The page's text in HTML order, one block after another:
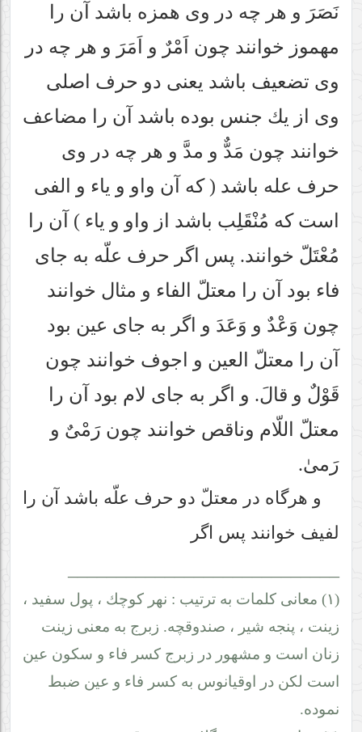
نَصَرَ و هر چه در وى همزه باشد آن را
مهموز خوانند چون اَمْرٌ و اَمَرَ و هر چه در
وى تضعيف باشد يعنى دو حرف اصلى
وى از يك جنس بوده باشد آن را مضاعف
خوانند چون مَدٌّ و مدَّ و هر چه در وى
حرف عله باشد ( كه آن واو و ياء و الفى
است كه مُنْقَلِب باشد از واو و ياء ) آن را
مُعْتَلّ خوانند. پس اگر حرف علّه به جاى
فاء بود آن را معتلّ الفاء و مثال خوانند
چون وَعْدٌ و وَعَدَ و اگر به جاى عين بود
آن را معتلّ العين و اجوف خوانند چون
قَوْلٌ و قالَ. و اگر به جاى لام بود آن را
معتلّ اللّام وناقص خوانند چون رَمْىٌ و
رَمىٰ.
و هرگاه در معتلّ دو حرف علّه باشد آن را
لفيف خوانند پس اگر
(١) معانى كلمات به ترتيب : نهر كوچك ، پول سفيد ،
زينت ، پنجه شير ، صندوقچه. زبرج به معنى زينت
زنان است و مشهور در زبرج كسر فاء و سكون عين
است لكن در اوقيانوس به كسر فاء و عين ضبط
نموده.